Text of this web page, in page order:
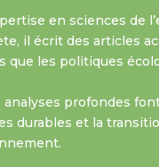
en sciences de
il écrit des articles
que les politiques
profondes
durables et la